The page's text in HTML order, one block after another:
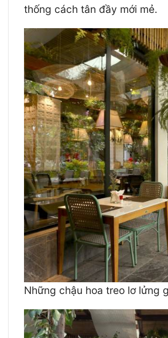
thống cách tân đầy mới mẻ.
Những chậu hoa treo lơ lửng